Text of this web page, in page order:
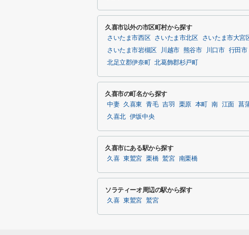
久喜市以外の市区町村から探す
さいたま市西区 さいたま市北区 さいたま市大宮
さいたま市岩槻区
川越市 熊谷市 川口市 行田市
北足立郡伊奈町
北葛飾郡杉戸町
久喜市の町名から探す
中妻 久喜東 青毛 吉羽 栗原 本町 南 江面 菖
久喜北 伊坂中央
久喜市にある駅から探す
久喜 東鷲宮 栗橋 鷲宮 南栗橋
ソラティーオ周辺の駅から探す
久喜 東鷲宮 鷲宮